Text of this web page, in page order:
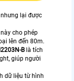
lại được
cho phép
lên đến 80m.
Blà tích
giúp người
dữ liệu từ hình